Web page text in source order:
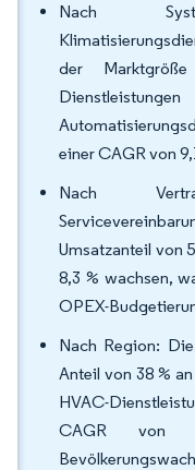
Nach
der
einer CAGR von
Nach
Umsatzanteil von
8,3 % wachsen,
OPEX-
Nach Region:
Anteil von 38 %
HVAC-
CAGR von